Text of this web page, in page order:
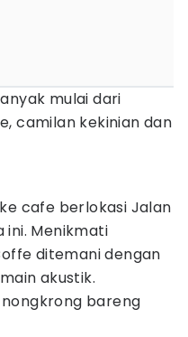
mulai dari
camilan kekinian dan
cafe berlokasi Jalan
ini. Menikmati
ditemani dengan
akustik.
bareng